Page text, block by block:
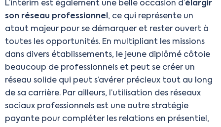
L’intérim est également une belle occasion d’élargir
son réseau professionnel , ce qui représente un
atout majeur pour se démarquer et rester ouvert à
toutes les opportunités. En multipliant les missions
dans divers établissements, le jeune diplômé côtoie
beaucoup de professionnels et peut se créer un
réseau solide qui peut s’avérer précieux tout au long
de sa carrière. Par ailleurs, l’utilisation des réseaux
sociaux professionnels est une autre stratégie
payante pour compléter les relations en présentiel,